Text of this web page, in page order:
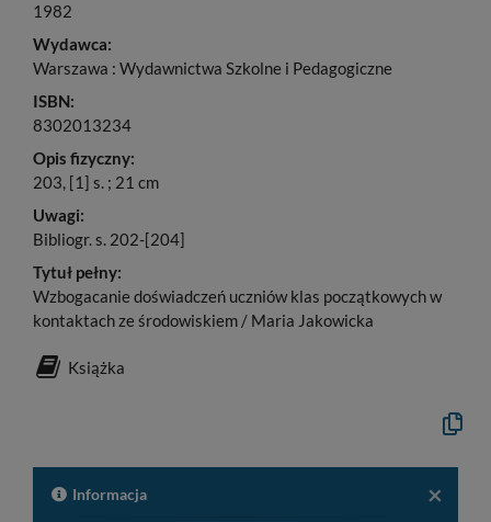
1982
Wydawca:
Warszawa : Wydawnictwa Szkolne i Pedagogiczne
ISBN:
8302013234
Opis fizyczny:
203, [1] s. ; 21 cm
Uwagi:
Bibliogr. s. 202-[204]
Tytuł pełny:
Wzbogacanie doświadczeń uczniów klas początkowych w
kontaktach ze środowiskiem / Maria Jakowicka
Książka
Kopiuj
do
×
Informacja